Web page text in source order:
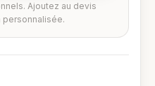
Ajoutez au devis